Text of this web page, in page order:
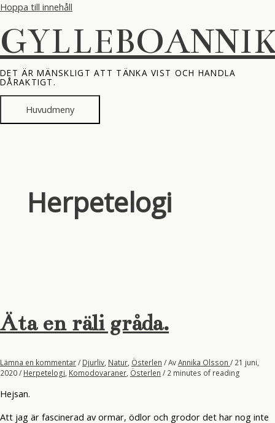
Hoppa till innehåll
DET ÄR MÄNSKLIGT ATT TÄNKA VIST OCH HANDLA
DÅRAKTIGT.
Huvudmeny
Herpetelogi
Äta en räli gråda.
Lämna en kommentar/ Djurliv Natur Österlen / AvAnnika Olsson / 21 juni,
2020/ Herpetelogi Komodovaraner Österlen / 2 minutes of reading
Hejsan.
Att jag är fascinerad av ormar, ödlor och grodor det har nog inte